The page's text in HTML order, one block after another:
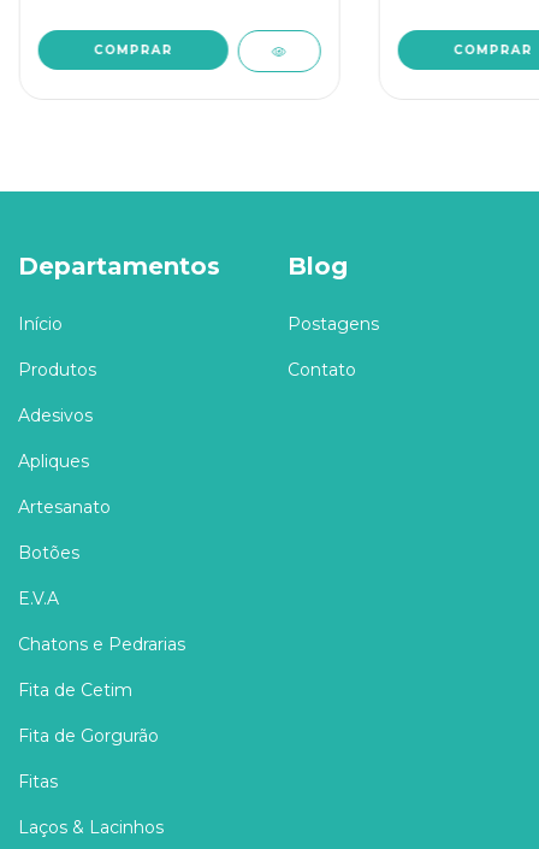
Departamentos
Início
Produtos
Adesivos
Apliques
Artesanato
Botões
E.V.A
Chatons e Pedrarias
Fita de Cetim
Fita de Gorgurão
Fitas
Laços & Lacinhos
Blog
Postagens
Contato